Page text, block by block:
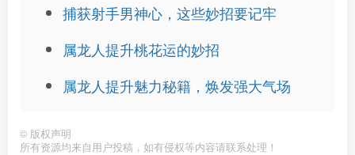
捕获射手男神心，这些妙招要记牢
属龙人提升桃花运的妙招
属龙人提升魅力秘籍，焕发强大气场
© 版权声明
所有资源均来自用户投稿，如有侵权等内容请联系处理！